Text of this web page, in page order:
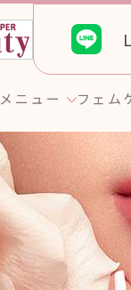
ニュー
GROTTY
フェム